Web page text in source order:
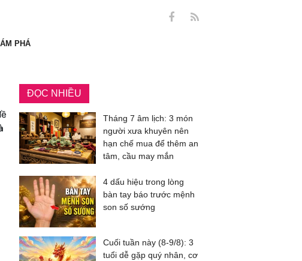
PHÁ
ĐỌC NHIỀU
Tháng 7 âm lịch: 3 món
người xưa khuyên nên
hạn chế mua để thêm an
tâm, cầu may mắn
4 dấu hiệu trong lòng
bàn tay báo trước mệnh
son số sướng
Cuối tuần này (8-9/8): 3
tuổi dễ gặp quý nhân, cơ